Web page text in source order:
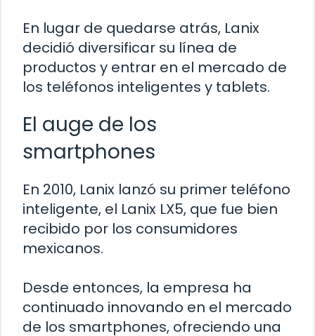
En lugar de quedarse atrás, Lanix
decidió diversificar su línea de
productos y entrar en el mercado de
los teléfonos inteligentes y tablets.
El auge de los
smartphones
En 2010, Lanix lanzó su primer teléfono
inteligente, el Lanix LX5, que fue bien
recibido por los consumidores
mexicanos.
Desde entonces, la empresa ha
continuado innovando en el mercado
de los smartphones, ofreciendo una